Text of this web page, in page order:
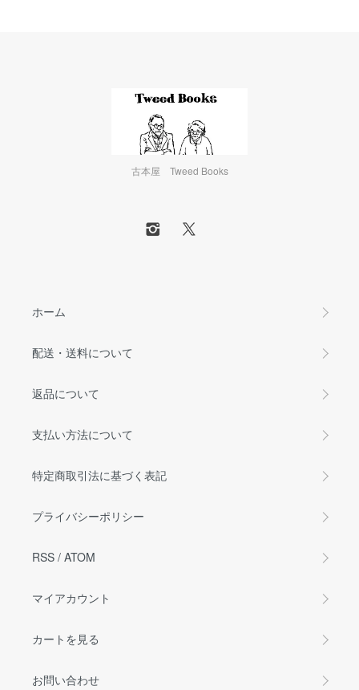
古本屋 Tweed Books
ホーム
配送・送料について
返品について
支払い方法について
特定商取引法に基づく表記
プライバシーポリシー
RSS / ATOM
マイアカウント
カートを見る
お問い合わせ